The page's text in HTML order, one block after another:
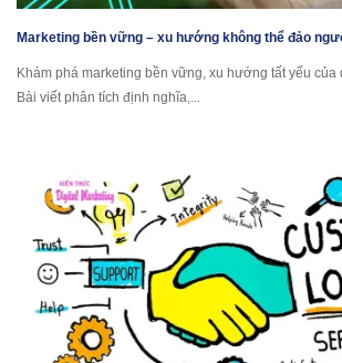
Marketing bền vững – xu hướng không thể đảo
Khám phá marketing bền vững, xu hướng tất yếu của
Bài viết phân tích định nghĩa,...